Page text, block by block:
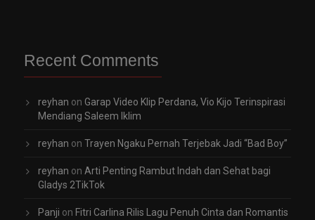
Recent Comments
reyhan on Garap Video Klip Perdana, Vio Kijo Terinspirasi
Mendiang Saleem Iklim
reyhan on Trayen Ngaku Pernah Terjebak Jadi “Bad Boy”
reyhan on Arti Penting Rambut Indah dan Sehat bagi
Gladys 2TikTok
Panji on Fitri Carlina Rilis Lagu Penuh Cinta dan Romantis